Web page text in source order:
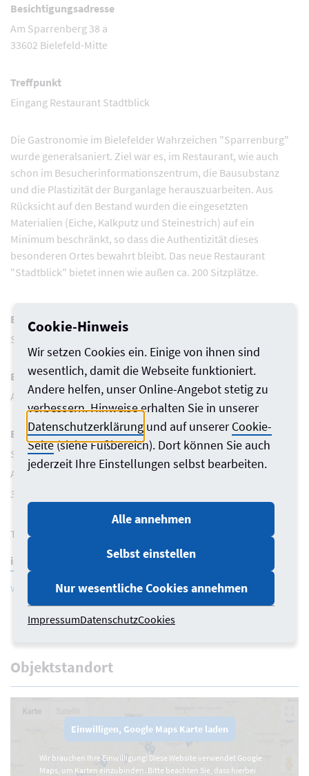
Besichtigungsadresse
Am Sparrenberg 38 a
33602 Bielefeld-Mitte
Treffpunkt
Eingang Restaurant Stadtblick
Die Gastronomie im Bielefelder Wahrzeichen "Sparrenburg"
wurde generalsaniert. Ziel war es, im Restaurant, wie auch
schon im Besucherinformationszentrum, die Bausubstanz
und die Plastizität der Burganlage herauszuarbeiten. Aus
Rücksicht auf den Bestand wurden die eingesetzten
Materialien (Eiche, Kalkputz und Steinestrich) auf ein
Minimum beschränkt, so dass die Authentizität dieses
besonderen Ortes bewahrt bleibt. Das neue Restaurant
"Stadtblick" bietet innen wie außen ca. 200 Sitzplätze.
Bauherr*in
Stadt Bielefeld, Immobilienservicebetrieb (ISB)
Entwurfsverfasser*in
Architektin Eva Schreiber
Büro
Stadt Bielefeld, Immobilienservicebetrieb (ISB)
August-Bebel-Str. 92
33602 Bielefeld
Telefon 0521 512754
immobilienservicebetrieb@bielefeld.de
www.bielefeld.de/isb
Objektstandort
Einwilligen, Google Maps Karte laden
Wir brauchen Ihre Einwilligung! Diese Website verwendet Google
Maps, um Karten einzubinden. Bitte beachten Sie, dass hierbei
Cookie-Hinweis
Wir setzen Cookies ein. Einige von ihnen sind
wesentlich, damit die Webseite funktioniert.
Andere helfen, unser Online-Angebot stetig zu
verbessern. Hinweise erhalten Sie in unserer
Datenschutzerklärung und auf unsererCookie-
Seite(siehe Fußbereich). Dort können Sie auch
jederzeit Ihre Einstellungen selbst bearbeiten.
Alle annehmen
Selbst einstellen
Nur wesentliche Cookies annehmen
ImpressumDatenschutzCookies